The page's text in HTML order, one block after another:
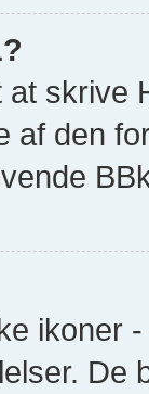
skrive
af den
ikoner
De